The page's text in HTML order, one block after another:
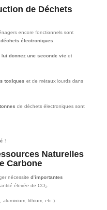
de Déchets
encore fonctionnels sont
déchets électroniques.
lui donnez une seconde vie et
toxiques et de métaux lourds dans
de déchets électroniques sont
!
Naturelles
Carbone
nécessite d’importantes
élevée de CO₂.
aluminium, lithium, etc.).